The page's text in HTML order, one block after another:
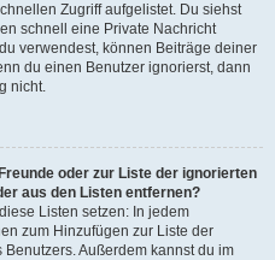
Zugriff aufgelistet. Du siehst
schnell eine Private Nachricht
verwendest, können Beiträge deiner
du einen Benutzer ignorierst, dann
nicht.
oder zur Liste der ignorierten
aus den Listen entfernen?
Listen setzen: In jedem
zum Hinzufügen zur Liste der
Außerdem kannst du im